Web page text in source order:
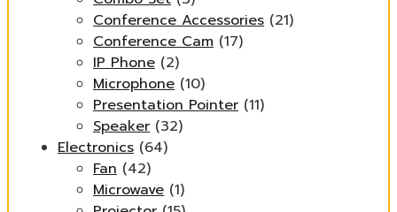
Conference Accessories (21)
Conference Cam (17)
IP Phone (2)
Microphone (10)
Presentation Pointer (11)
Speaker (32)
Electronics (64)
Fan (42)
Microwave (1)